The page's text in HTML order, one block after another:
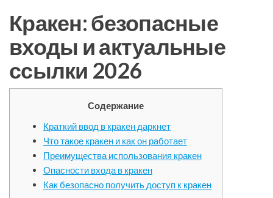
Кракен: безопасные
входы и актуальные
ссылки 2026
Содержание
Краткий ввод в кракен даркнет
Что такое кракен и как он работает
Преимущества использования кракен
Опасности входа в кракен
Как безопасно получить доступ к кракен